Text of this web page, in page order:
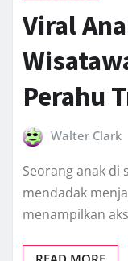
Viral
Perahu
Walter Clark
Seorang anak di
mendadak
menampilkan